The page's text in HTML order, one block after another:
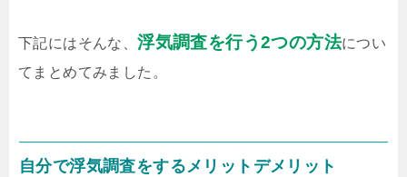
下記にはそんな、浮気調査を行う2つの方法につい
てまとめてみました。
自分で浮気調査をするメリットデメリット